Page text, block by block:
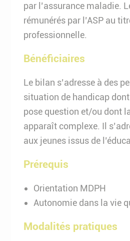
par l’assurance maladie.
rémunérés par l’ASP au
professionnelle.
Bénéficiaires
Le bilan s’adresse à des
situation de handicap
pose question et/ou dont
apparaît complexe. Il
aux jeunes issus de
Prérequis
Orientation MDPH
Autonomie dans la vie
Modalités pratiques